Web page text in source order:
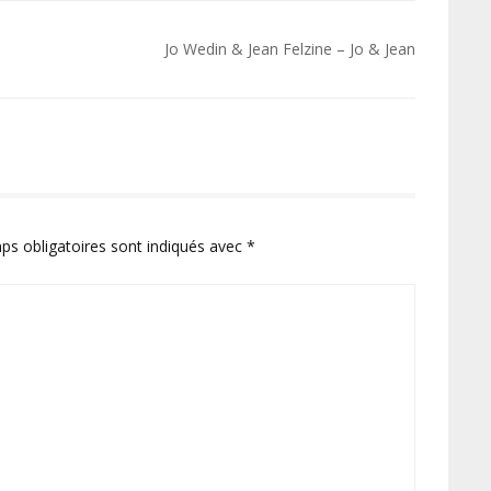
Jo Wedin & Jean Felzine – Jo & Jean
obligatoires sont indiqués avec *